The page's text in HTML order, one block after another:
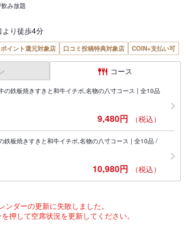
み放題
より徒歩4分
イント還元対象店 口コミ投稿特典対象店 COIN+支払い可
コース
の鉄板焼きすきと和牛イチボ,名物の八寸コース | 全10品
9,480円 （税込）
鉄板焼きすきと和牛イチボ,名物の八寸コース | 全10品 /
10,980円 （税込）
ンダーの更新に失敗しました。
押して空席状況を更新してください。